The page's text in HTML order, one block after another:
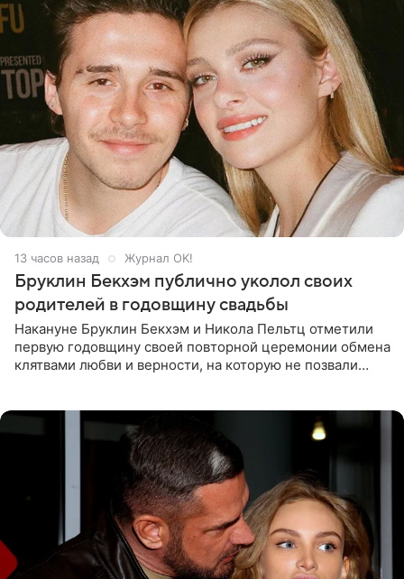
13 часов назад Журнал OK!
Бруклин Бекхэм публично уколол своих
родителей в годовщину свадьбы
Накануне Бруклин Бекхэм и Никола Пельтц отметили
первую годовщину своей повторной церемонии обмена
клятвами любви и верности, на которую не позвали